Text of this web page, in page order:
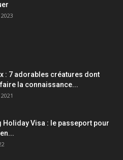
: 7 adorables créatures dont
la connaissance...
Holiday Visa : le passeport pour